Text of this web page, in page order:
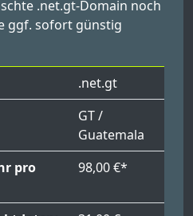
.net.gt-Domain noch
ggf. sofort günstig
.net.gt
GT /
Guatemala
pro
98,00 €*